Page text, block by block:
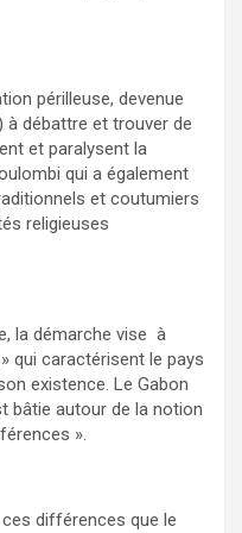
périlleuse, devenue
à débattre et trouver de
et paralysent la
qui a également
et coutumiers
religieuses
la démarche vise à
qui caractérisent le pays
existence. Le Gabon
bâtie autour de la notion
».
ces différences que le